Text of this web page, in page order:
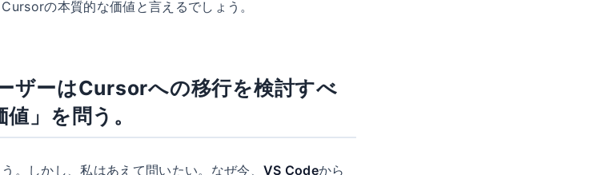
の本質的な価値と言えるでしょう。
ザーはCursorへの移行を検討すべ
」を問う。
。しかし、私はあえて問いたい。なぜ今、 VS Codeから